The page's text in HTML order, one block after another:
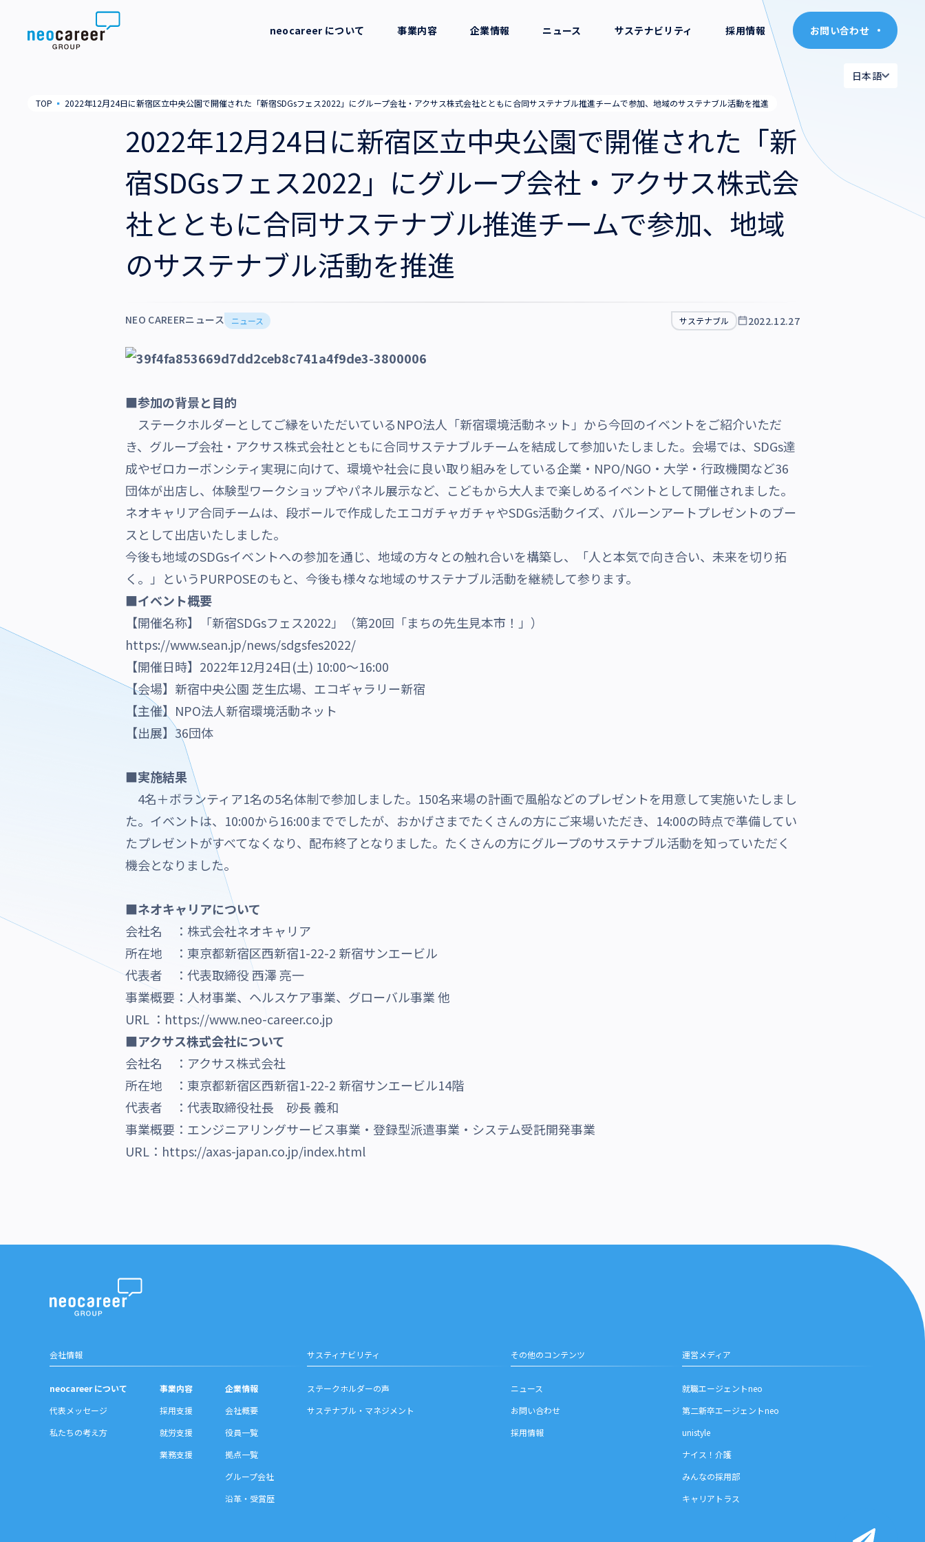
お問い合わせ
日本語
neocareer について 事業内容
就労支援
企業情報
役員一覧
グループ会社
ニュース サステナビリティ 採用情報 お問い合わせ
日本語
TOP ▪ 2022年12月24日に新宿区立中央公園で開催された「新宿SDGsフェス2022」にグループ会社・アクサス株式会社とともに合同サステナブル推進チームで参加、地域のサステナブル活動を推進
2022年12月24日に新宿区立中央公園で開催された「新
宿SDGsフェス2022」にグループ会社・アクサス株式会
社とともに合同サステナブル推進チームで参加、地域
のサステナブル活動を推進
NEO CAREERニュース ニュース サステナブル 2022.12.27
■参加の背景と目的
ステークホルダーとしてご縁をいただいているNPO法人「新宿環境活動ネット」から今回のイベントをご紹介いただ
き、グループ会社・アクサス株式会社とともに合同サステナブルチームを結成して参加いたしました。会場では、SDGs達
成やゼロカーボンシティ実現に向けて、環境や社会に良い取り組みをしている企業・NPO/NGO・大学・行政機関など36
団体が出店し、体験型ワークショップやパネル展示など、こどもから大人まで楽しめるイベントとして開催されました。
ネオキャリア合同チームは、段ボールで作成したエコガチャガチャやSDGs活動クイズ、バルーンアートプレゼントのブー
スとして出店いたしました。
今後も地域のSDGsイベントへの参加を通じ、地域の方々との触れ合いを構築し、「人と本気で向き合い、未来を切り拓
く。」というPURPOSEのもと、今後も様々な地域のサステナブル活動を継続して参ります。
■イベント概要
【開催名称】「新宿SDGsフェス2022」（第20回「まちの先生見本市！」）
https://www.sean.jp/news/sdgsfes2022/
【開催日時】2022年12月24日(土) 10:00～16:00
【会場】新宿中央公園 芝生広場、エコギャラリー新宿
【主催】NPO法人新宿環境活動ネット
【出展】36団体
■実施結果
4名＋ボランティア1名の5名体制で参加しました。150名来場の計画で風船などのプレゼントを用意して実施いたしまし
た。イベントは、10:00から16:00まででしたが、おかげさまでたくさんの方にご来場いただき、14:00の時点で準備してい
たプレゼントがすべてなくなり、配布終了となりました。たくさんの方にグループのサステナブル活動を知っていただく
機会となりました。
■ネオキャリアについて
会社名 ：株式会社ネオキャリア
所在地 ：東京都新宿区西新宿1-22-2 新宿サンエービル
代表者 ：代表取締役 西澤 亮一
事業概要：人材事業、ヘルスケア事業、グローバル事業 他
URL ： https://www.neo-career.co.jp
■アクサス株式会社について
会社名 ：アクサス株式会社
所在地 ：東京都新宿区西新宿1-22-2 新宿サンエービル14階
代表者 ：代表取締役社長 砂長 義和
事業概要：エンジニアリングサービス事業・登録型派遣事業・システム受託開発事業
URL： https://axas-japan.co.jp/index.html
会社情報
neocareer について
代表メッセージ
私たちの考え方
事業内容
採用支援
就労支援
業務支援
企業情報
会社概要
役員一覧
拠点一覧
グループ会社
沿革・受賞歴
サスティナビリティ
ステークホルダーの声
サステナブル・マネジメント
その他のコンテンツ
ニュース
お問い合わせ
採用情報
運営メディア
就職エージェントneo
第二新卒エージェントneo
unistyle
ナイス！介護
みんなの採用部
キャリアトラス